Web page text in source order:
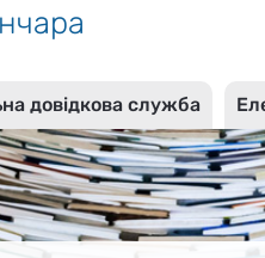
довідкова служба